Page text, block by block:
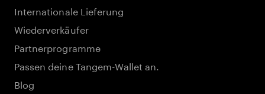
Internationale Lieferung
Wiederverkäufer
Partnerprogramme
Passen deine Tangem-Wallet an.
Blog